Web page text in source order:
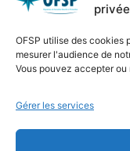
privée
OFSP utilise des cookies
mesurer l'audience de
Vous pouvez accepter
Gérer les services
Formation
PLAQUETTE DE